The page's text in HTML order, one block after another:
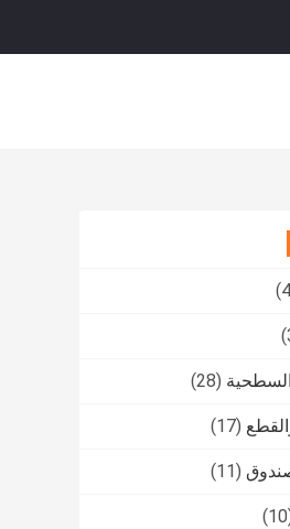
السطحية (28)
(17)
(11)